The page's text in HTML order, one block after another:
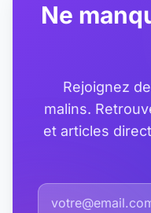
Ne
Rejoignez
malins.
et articles